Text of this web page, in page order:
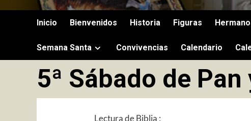
Inicio Bienvenidos Historia Figuras
Semana Santa Convivencias Calendario
5ª Sábado de
Lectura de Biblia :